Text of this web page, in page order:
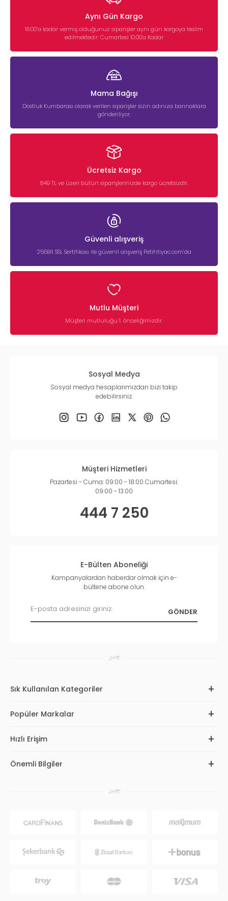
Aynı Gün Kargo
16:00’a kadar vermiş olduğunuz siparişler aynı gün kargoya teslim
edilmektedir. Cumartesi 10:00'a Kadar
Mama Bağışı
Dostluk Kumbarası olarak verilen siparişler sizin adınıza barınaklara
gönderiliyor.
Ücretsiz Kargo
849 TL ve üzeri bütün siparişlerinizde kargo ücretsizdir.
Güvenli alışveriş
256Bit SSL Sertifikası ile güvenli alışveriş Petihtiyac.com’da
Mutlu Müşteri
Müşteri mutluluğu 1. önceliğimizdir.
Sosyal Medya
Sosyal medya hesaplarımızdan bizi takip
edebilirsiniz.
Müşteri Hizmetleri
Pazartesi - Cuma: 09:00 - 18:00 Cumartesi:
09:00 - 13:00
444 7 250
E-Bülten Aboneliği
Kampanyalardan haberdar olmak için e-
bültene abone olun.
Sık Kullanılan Kategoriler
Popüler Markalar
Hızlı Erişim
Önemli Bilgiler